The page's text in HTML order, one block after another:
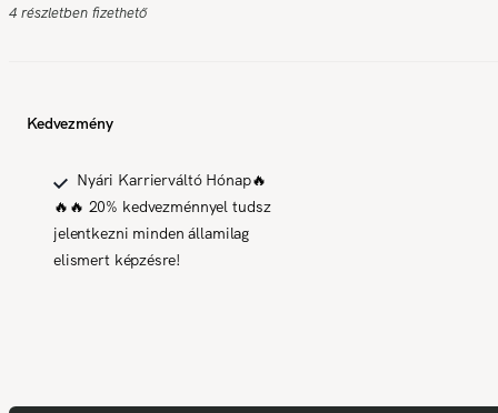
4 részletben fizethető
Kedvezmény
Nyári Karrierváltó Hónap🔥
🔥🔥 20% kedvezménnyel tudsz
jelentkezni minden államilag
elismert képzésre!